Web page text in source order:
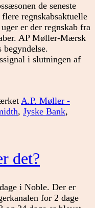
de seneste
regnskabsaktuelle
er der regnskab fra
AP Møller-Mærsk
begyndelse.
i slutningen af
A.P. Møller -
, Jyske Bank,
det?
i Noble. Der er
for 2 dage